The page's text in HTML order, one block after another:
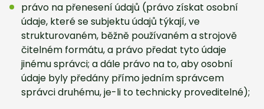
právo na přenesení údajů (právo získat osobní
údaje, které se subjektu údajů týkají, ve
strukturovaném, běžně používaném a strojově
čitelném formátu, a právo předat tyto údaje
jinému správci; a dále právo na to, aby osobní
údaje byly předány přímo jedním správcem
správci druhému, je-li to technicky proveditelné);